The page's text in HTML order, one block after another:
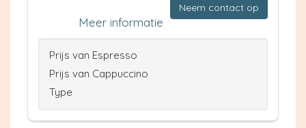
Neem contact op
Meer informatie
Prijs van Espresso
Prijs van Cappuccino
Type